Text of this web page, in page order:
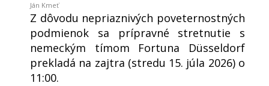
Ján Kmeť
Z dôvodu nepriaznivých poveternostných
podmienok sa prípravné stretnutie s
nemeckým tímom Fortuna Düsseldorf
prekladá na zajtra (stredu 15. júla 2026) o
11:00.